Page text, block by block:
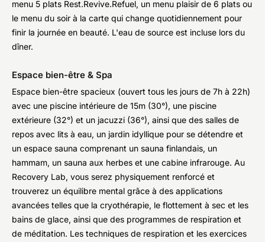
menu 5 plats Rest.Revive.Refuel, un menu plaisir de 6 plats ou
le menu du soir à la carte qui change quotidiennement pour
finir la journée en beauté. L'eau de source est incluse lors du
dîner.
Espace bien-être & Spa
Espace bien-être spacieux (ouvert tous les jours de 7h à 22h)
avec une piscine intérieure de 15m (30°), une piscine
extérieure (32°) et un jacuzzi (36°), ainsi que des salles de
repos avec lits à eau, un jardin idyllique pour se détendre et
un espace sauna comprenant un sauna finlandais, un
hammam, un sauna aux herbes et une cabine infrarouge. Au
Recovery Lab, vous serez physiquement renforcé et
trouverez un équilibre mental grâce à des applications
avancées telles que la cryothérapie, le flottement à sec et les
bains de glace, ainsi que des programmes de respiration et
de méditation. Les techniques de respiration et les exercices